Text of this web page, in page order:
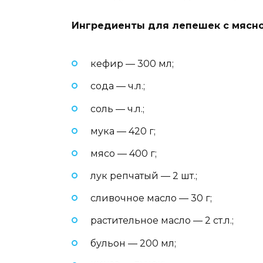
Ингредиенты для лепешек с
кефир — 300 мл;
сода — ч.л.;
соль — ч.л.;
мука — 420 г;
мясо — 400 г;
лук репчатый — 2 шт.;
сливочное масло — 30 г;
растительное масло — 2 ст.л.;
бульон — 200 мл;